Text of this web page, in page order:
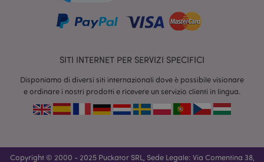
SITI INTERNET PER SERVIZI SPECIFICI
Disponiamo di diversi siti internazionali dove è possibile visionare
e ordinare i nostri prodotti e ricevere un servizio clienti in lingua.
Copyright © 2000 - 2025 Puckator SRL, Sede Legale: Via Comentina 38,
section_data_ids
Adobe Inc.
www.puckator.it